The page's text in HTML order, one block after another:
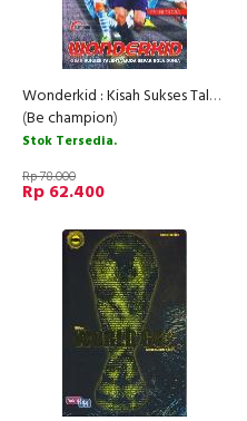
Wonderkid : Kisah Sukses Talenta Muda Sepak Bola Dunia
(Be champion)
Stok Tersedia.
Rp 78.000
Rp 62.400